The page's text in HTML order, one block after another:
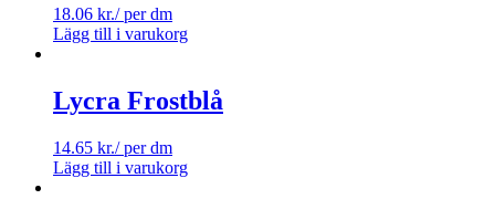
18.06 kr./ per dm
Lägg till i varukorg
Lycra Frostblå
14.65 kr./ per dm
Lägg till i varukorg